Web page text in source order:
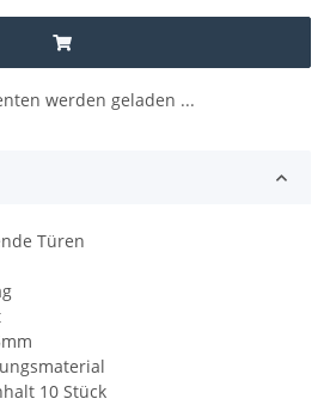
werden geladen ...
Türen
10 Stück